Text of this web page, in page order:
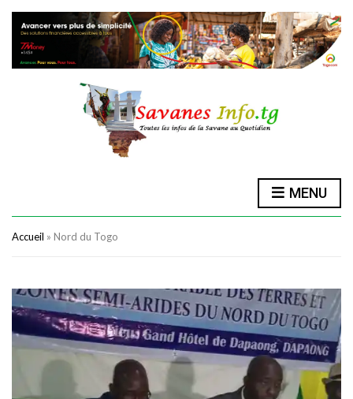
MENU
Accueil » Nord du Togo